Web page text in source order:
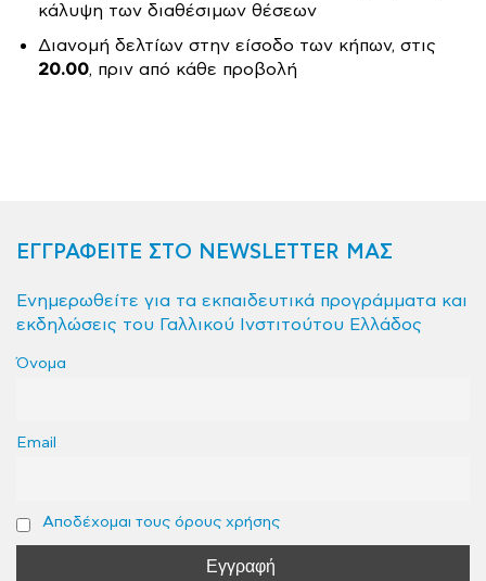
κάλυψη των διαθέσιμων θέσεων
Διανομή δελτίων στην είσοδο των κήπων, στις
20.00, πριν από κάθε προβολή
ΕΓΓΡΑΦΕΙΤΕ ΣΤΟ NEWSLETTER ΜΑΣ
Ενημερωθείτε για τα εκπαιδευτικά προγράμματα και
εκδηλώσεις του Γαλλικού Ινστιτούτου Ελλάδος
Όνομα
Email
Αποδέχομαι τους όρους χρήσης